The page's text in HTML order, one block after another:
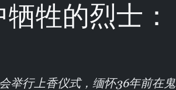
牲的烈士：
举行上香仪式，缅怀36年前在鬼